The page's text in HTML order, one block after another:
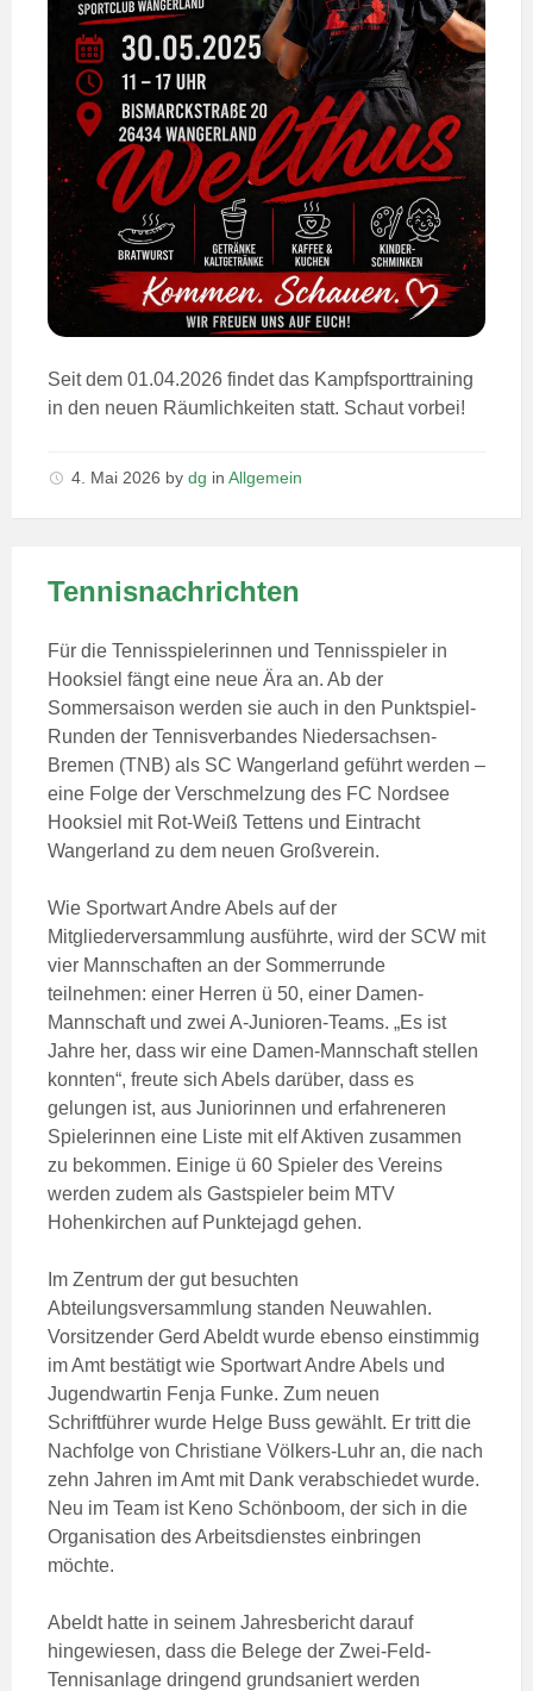
Seit dem 01.04.2026 findet das Kampfsporttraining
in den neuen Räumlichkeiten statt. Schaut vorbei!
4. Mai 2026 by dg in Allgemein
Tennisnachrichten
Für die Tennisspielerinnen und Tennisspieler in
Hooksiel fängt eine neue Ära an. Ab der
Sommersaison werden sie auch in den Punktspiel-
Runden der Tennisverbandes Niedersachsen-
Bremen (TNB) als SC Wangerland geführt werden –
eine Folge der Verschmelzung des FC Nordsee
Hooksiel mit Rot-Weiß Tettens und Eintracht
Wangerland zu dem neuen Großverein.
Wie Sportwart Andre Abels auf der
Mitgliederversammlung ausführte, wird der SCW mit
vier Mannschaften an der Sommerrunde
teilnehmen: einer Herren ü 50, einer Damen-
Mannschaft und zwei A-Junioren-Teams. „Es ist
Jahre her, dass wir eine Damen-Mannschaft stellen
konnten“, freute sich Abels darüber, dass es
gelungen ist, aus Juniorinnen und erfahreneren
Spielerinnen eine Liste mit elf Aktiven zusammen
zu bekommen. Einige ü 60 Spieler des Vereins
werden zudem als Gastspieler beim MTV
Hohenkirchen auf Punktejagd gehen.
Im Zentrum der gut besuchten
Abteilungsversammlung standen Neuwahlen.
Vorsitzender Gerd Abeldt wurde ebenso einstimmig
im Amt bestätigt wie Sportwart Andre Abels und
Jugendwartin Fenja Funke. Zum neuen
Schriftführer wurde Helge Buss gewählt. Er tritt die
Nachfolge von Christiane Völkers-Luhr an, die nach
zehn Jahren im Amt mit Dank verabschiedet wurde.
Neu im Team ist Keno Schönboom, der sich in die
Organisation des Arbeitsdienstes einbringen
möchte.
Abeldt hatte in seinem Jahresbericht darauf
hingewiesen, dass die Belege der Zwei-Feld-
Tennisanlage dringend grundsaniert werden